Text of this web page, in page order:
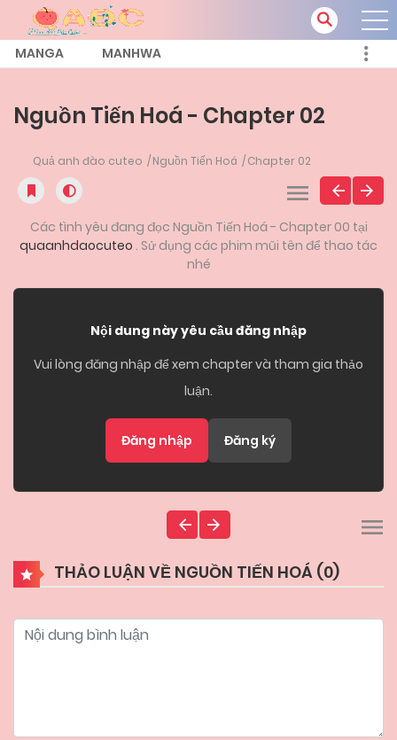
MANGA MANHWA
Nguồn Tiến Hoá - Chapter 02
Quả anh đào cuteo Nguồn Tiến Hoá Chapter 02
Các tình yêu đang đọc Nguồn Tiến Hoá - Chapter 00 tại
quaanhdaocuteo . Sử dụng các phim mũi tên để thao tác
nhé
Nội dung này yêu cầu đăng nhập
Vui lòng đăng nhập để xem chapter và tham gia thảo
luận.
Đăng nhập Đăng ký
THẢO LUẬN VỀ NGUỒN TIẾN HOÁ (0)